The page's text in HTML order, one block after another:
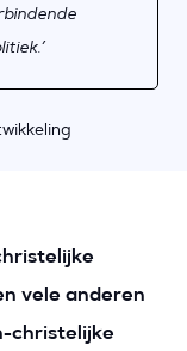
vele anderen
christelijke